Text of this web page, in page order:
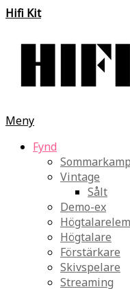
Hifi Kit
Meny
Fynd
Vintage
Sålt
Demo-ex
Högtalare
Förstärkare
Skivspelare
Streaming